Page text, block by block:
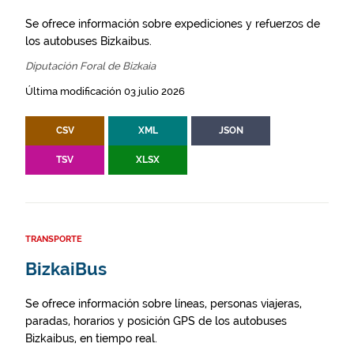
Se ofrece información sobre expediciones y refuerzos de
los autobuses Bizkaibus.
Diputación Foral de Bizkaia
Última modificación 03 julio 2026
CSV XML JSON
TSV XLSX
TRANSPORTE
BizkaiBus
Se ofrece información sobre líneas, personas viajeras,
paradas, horarios y posición GPS de los autobuses
Bizkaibus, en tiempo real.